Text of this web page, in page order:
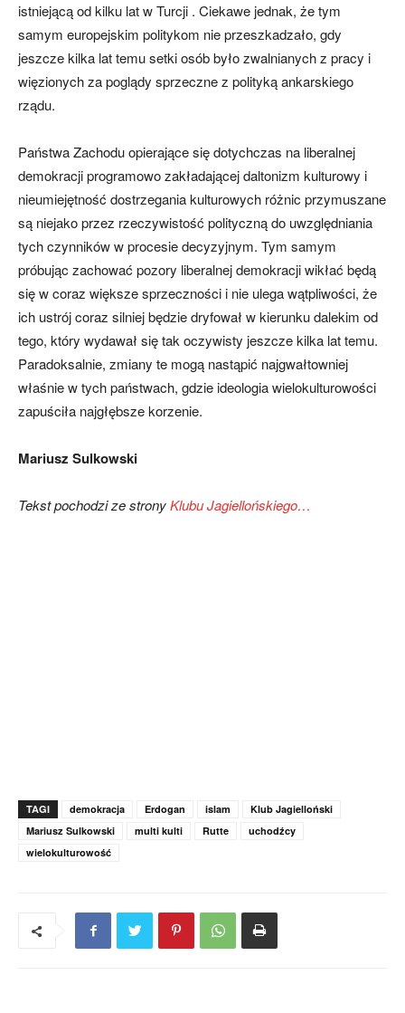
istniejącą od kilku lat w Turcji . Ciekawe jednak, że tym
samym europejskim politykom nie przeszkadzało, gdy
jeszcze kilka lat temu setki osób było zwalnianych z pracy i
więzionych za poglądy sprzeczne z polityką ankarskiego
rządu.
Państwa Zachodu opierające się dotychczas na liberalnej
demokracji programowo zakładającej daltonizm kulturowy i
nieumiejętność dostrzegania kulturowych różnic przymuszane
są niejako przez rzeczywistość polityczną do uwzględniania
tych czynników w procesie decyzyjnym. Tym samym
próbując zachować pozory liberalnej demokracji wikłać będą
się w coraz większe sprzeczności i nie ulega wątpliwości, że
ich ustrój coraz silniej będzie dryfował w kierunku dalekim od
tego, który wydawał się tak oczywisty jeszcze kilka lat temu.
Paradoksalnie, zmiany te mogą nastąpić najgwałtowniej
właśnie w tych państwach, gdzie ideologia wielokulturowości
zapuściła najgłębsze korzenie.
Mariusz Sulkowski
Tekst pochodzi ze stronyKlubu Jagiellońskiego…
TAGI demokracja Erdogan islam
Klub Jagielloński
Mariusz Sulkowski
multi kulti Rutte
uchodźcy
wielokulturowość